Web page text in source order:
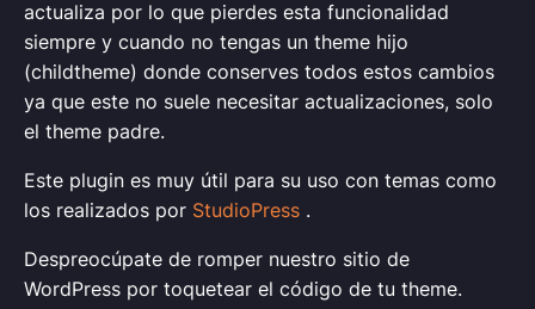
actualiza por lo que pierdes esta funcionalidad
siempre y cuando no tengas un theme hijo
(childtheme) donde conserves todos estos cambios
ya que este no suele necesitar actualizaciones, solo
el theme padre.
Este plugin es muy útil para su uso con temas como
los realizados por StudioPress .
Despreocúpate de romper nuestro sitio de
WordPress por toquetear el código de tu theme.